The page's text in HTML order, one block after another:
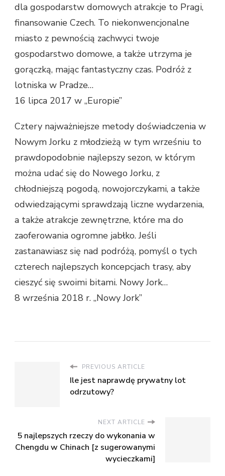
dla gospodarstw domowych atrakcje to Pragi,
finansowanie Czech. To niekonwencjonalne
miasto z pewnością zachwyci twoje
gospodarstwo domowe, a także utrzyma je
gorączką, mając fantastyczny czas. Podróż z
lotniska w Pradze…
16 lipca 2017 w „Europie”
Cztery najważniejsze metody doświadczenia w
Nowym Jorku z młodzieżą w tym wrześniu to
prawdopodobnie najlepszy sezon, w którym
można udać się do Nowego Jorku, z
chłodniejszą pogodą, nowojorczykami, a także
odwiedzającymi sprawdzają liczne wydarzenia,
a także atrakcje zewnętrzne, które ma do
zaoferowania ogromne jabłko. Jeśli
zastanawiasz się nad podróżą, pomyśl o tych
czterech najlepszych koncepcjach trasy, aby
cieszyć się swoimi bitami. Nowy Jork…
8 września 2018 r. „Nowy Jork”
PREVIOUS ARTICLE
Ile jest naprawdę prywatny lot
odrzutowy?
NEXT ARTICLE
5 najlepszych rzeczy do wykonania w
Chengdu w Chinach [z sugerowanymi
wycieczkami]